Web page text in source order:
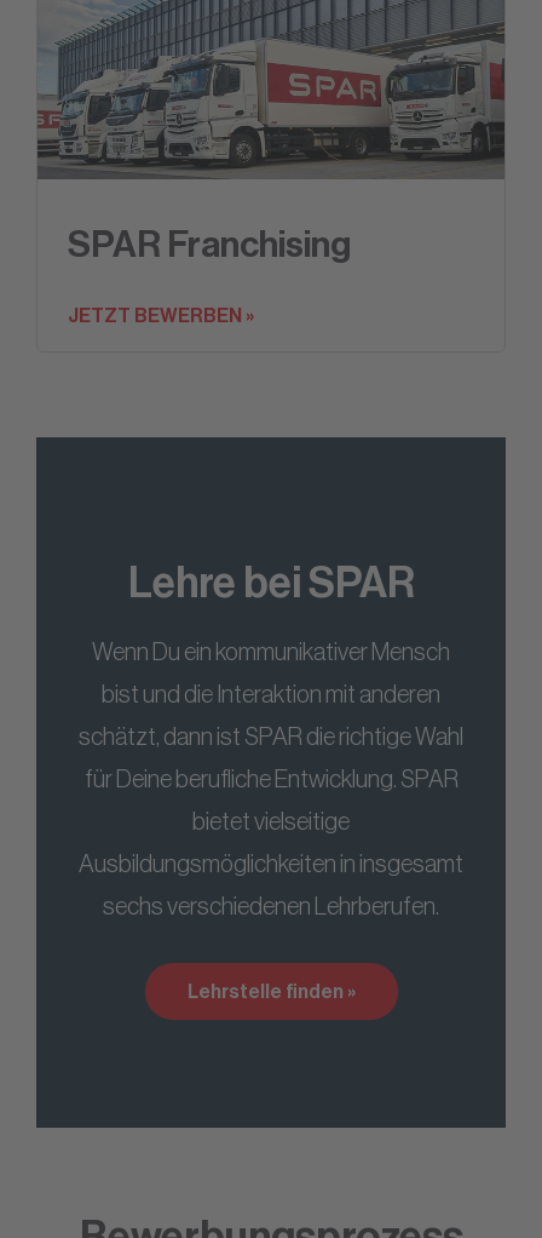
SPAR Franchising
JETZT BEWERBEN »
Lehre bei SPAR
Wenn Du ein kommunikativer Mensch
bist und die Interaktion mit anderen
schätzt, dann ist SPAR die richtige Wahl
für Deine berufliche Entwicklung. SPAR
bietet vielseitige
Ausbildungsmöglichkeiten in insgesamt
sechs verschiedenen Lehrberufen.
Lehrstelle finden »